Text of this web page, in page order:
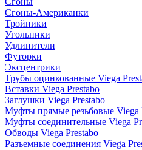
Сгоны-Американки
Тройники
Угольники
Удлинители
Футорки
Эксцентрики
Трубы оцинкованные Viega
Вставки Viega Prestabo
Заглушки Viega Prestabo
Муфты прямые резьбовые Viega
Муфты соединительные Viega
Обводы Viega Prestabo
Разъемные соединения Viega